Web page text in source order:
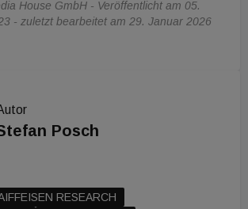
House GmbH - Veröffentlicht am 05.
- zuletzt bearbeitet am 29. Januar 2026
Posch
RESEARCH